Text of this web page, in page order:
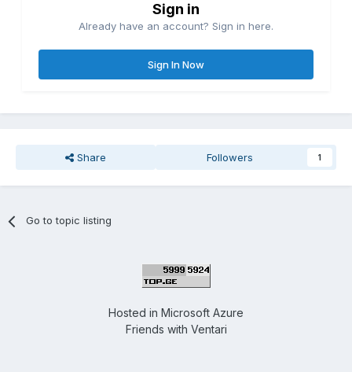
Sign in
Already have an account? Sign in here.
Sign In Now
Share Followers 1
Go to topic listing
Hosted in Microsoft Azure
Friends with Ventari